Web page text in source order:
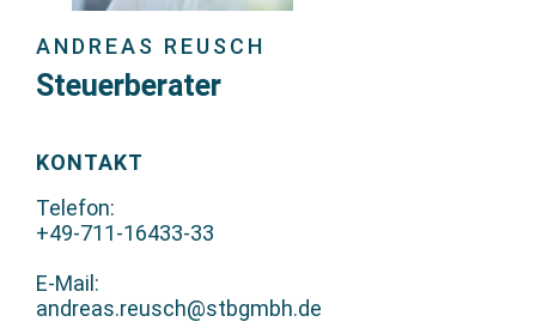
ANDREAS REUSCH
Steuerberater
KONTAKT
Telefon:
+49-711-16433-33
E-Mail:
andreas.reusch@stbgmbh.de